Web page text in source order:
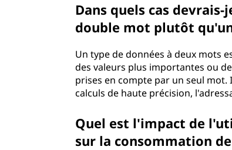
Dans quels cas
double mot plutôt
Un type de données à deux mots
des valeurs plus importantes ou
prises en compte par un seul
calculs de haute précision,
Quel est l'impact de
sur la consommation